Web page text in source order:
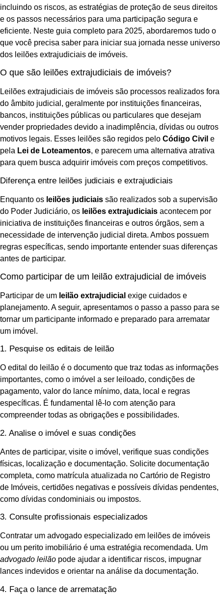
incluindo os riscos, as estratégias de proteção de seus direitos
e os passos necessários para uma participação segura e
eficiente. Neste guia completo para 2025, abordaremos tudo o
que você precisa saber para iniciar sua jornada nesse universo
dos leilões extrajudiciais de imóveis.
O que são leilões extrajudiciais de imóveis?
Leilões extrajudiciais de imóveis são processos realizados fora
do âmbito judicial, geralmente por instituições financeiras,
bancos, instituições públicas ou particulares que desejam
vender propriedades devido a inadimplência, dívidas ou outros
motivos legais. Esses leilões são regidos pelo Código Civil e
pela Lei de Loteamentos, e parecem uma alternativa atrativa
para quem busca adquirir imóveis com preços competitivos.
Diferença entre leilões judiciais e extrajudiciais
Enquanto os leilões judiciais são realizados sob a supervisão
do Poder Judiciário, os leilões extrajudiciais acontecem por
iniciativa de instituições financeiras e outros órgãos, sem a
necessidade de intervenção judicial direta. Ambos possuem
regras específicas, sendo importante entender suas diferenças
antes de participar.
Como participar de um leilão extrajudicial de imóveis
Participar de um leilão extrajudicial exige cuidados e
planejamento. A seguir, apresentamos o passo a passo para se
tornar um participante informado e preparado para arrematar
um imóvel.
1. Pesquise os editais de leilão
O edital do leilão é o documento que traz todas as informações
importantes, como o imóvel a ser leiloado, condições de
pagamento, valor do lance mínimo, data, local e regras
específicas. É fundamental lê-lo com atenção para
compreender todas as obrigações e possibilidades.
2. Analise o imóvel e suas condições
Antes de participar, visite o imóvel, verifique suas condições
físicas, localização e documentação. Solicite documentação
completa, como matrícula atualizada no Cartório de Registro
de Imóveis, certidões negativas e possíveis dívidas pendentes,
como dívidas condominiais ou impostos.
3. Consulte profissionais especializados
Contratar um advogado especializado em leilões de imóveis
ou um perito imobiliário é uma estratégia recomendada. Um
advogado leilão pode ajudar a identificar riscos, impugnar
lances indevidos e orientar na análise da documentação.
4. Faça o lance de arrematação